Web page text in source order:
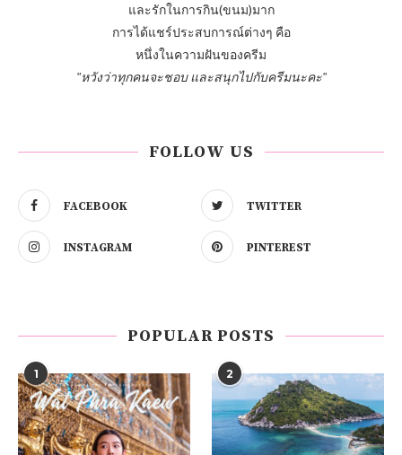
และรักในการกิน(ขนม)มาก
การได้แชร์ประสบการณ์ต่างๆ คือ
หนึ่งในความฝันของครีม
"หวังว่าทุกคนจะชอบ และสนุกไปกับครีมนะคะ"
FOLLOW US
FACEBOOK TWITTER
INSTAGRAM PINTEREST
POPULAR POSTS
1 2